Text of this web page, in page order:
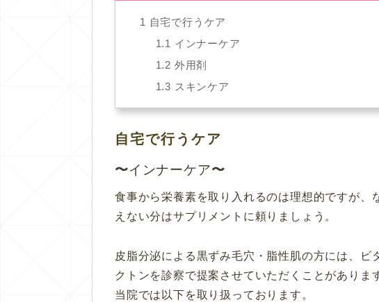
1 自宅で行うケア
1.1 インナーケア
1.2 外用剤
1.3 スキンケア
自宅で行うケア
インナーケア
食事から栄養素を取り入れるのは理想的ですが、
えない分はサプリメントに頼りましょう。
皮脂分泌による黒ずみ毛穴・脂性肌の方には、ビ
クトンを診察で提案させていただくことがありま
当院では以下を取り扱っております。